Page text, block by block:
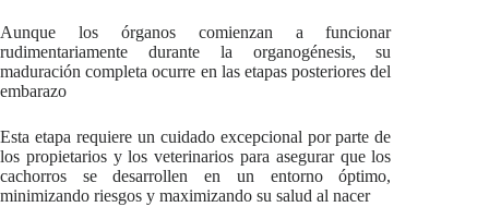
Aunque los órganos comienzan a funcionar
rudimentariamente durante la organogénesis, su
maduración completa ocurre en las etapas posteriores del
embarazo
Esta etapa requiere un cuidado excepcional por parte de
los propietarios y los veterinarios para asegurar que los
cachorros se desarrollen en un entorno óptimo,
minimizando riesgos y maximizando su salud al nacer